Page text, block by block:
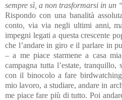
sempre sì, a non trasformarsi in un
Rispondo con una banalità
conto, via via negli ultimi anni,
impegni legati a questa crescente
che l’andare in giro e il parlare in
– a me piace starmene a casa
campagna tutta l’estate, tranquillo,
con il binocolo a fare
mio lavoro, a studiare, andare in
me piace fare più di tutto. Poi